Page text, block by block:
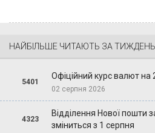
НАЙБІЛЬШЕ ЧИТАЮТЬ ЗА ТИЖДЕНЬ
5401
Офіційний курс валют на
02 серпня 2026
4323
Відділення Нової
зміниться з 1 серпня